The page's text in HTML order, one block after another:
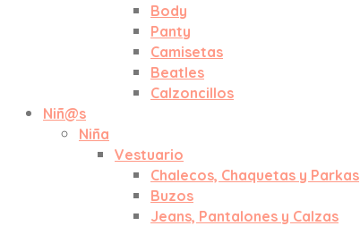
Body
Panty
Camisetas
Beatles
Calzoncillos
Niñ@s
Niña
Vestuario
Chalecos, Chaquetas y Parkas
Buzos
Jeans, Pantalones y Calzas